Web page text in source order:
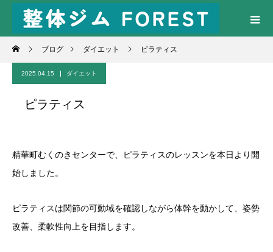
ブログ ダイエット ピラティス
2025.04.15 ダイエット
ピラティス
精華町むくのきセンターで、ピラティスのレッスンを本日より開
始しました。
ピラティスは関節の可動域を確認しながら体幹を動かして、姿勢
改善、柔軟性向上を目指します。